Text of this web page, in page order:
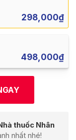
298,000₫
498,000₫
thuốc Nhân
nhất nhé!